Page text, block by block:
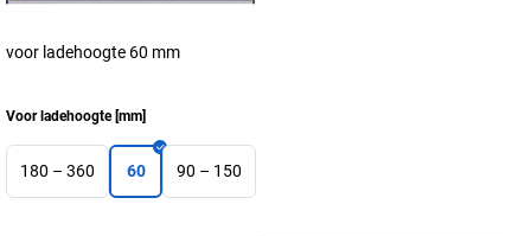
voor ladehoogte 60 mm
Voor ladehoogte[mm]
180 – 360 60 90 – 150